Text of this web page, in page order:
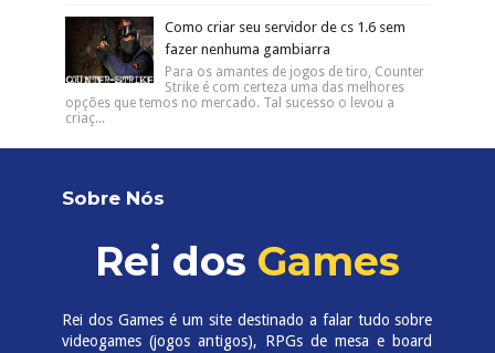
Como criar seu servidor de cs 1.6 sem
fazer nenhuma gambiarra
Para os amantes de jogos de tiro, Counter
Strike é com certeza uma das melhores
opções que temos no mercado. Tal sucesso o levou a
criaç...
Sobre Nós
Rei dos Games
Rei dos Games é um site destinado a falar tudo sobre
videogames (jogos antigos), RPGs de mesa e board